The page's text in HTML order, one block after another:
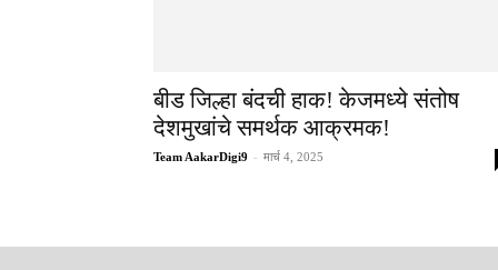
बीड जिल्हा बंदची हाक! केजमध्ये संतोष
देशमुखांचे समर्थक आक्रमक!
Team AakarDigi9 - मार्च 4, 2025